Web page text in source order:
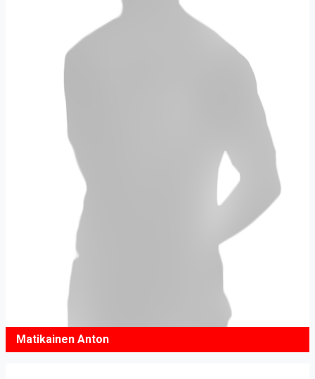
Matikainen Anton